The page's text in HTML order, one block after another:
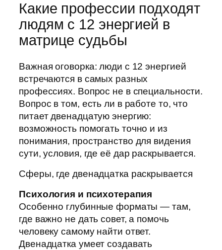
Какие профессии подходят
людям с 12 энергией в
матрице судьбы
Важная оговорка: люди с 12 энергией
встречаются в самых разных
профессиях. Вопрос не в специальности.
Вопрос в том, есть ли в работе то, что
питает двенадцатую энергию:
возможность помогать точно и из
понимания, пространство для видения
сути, условия, где её дар раскрывается.
Сферы, где двенадцатка раскрывается
Психология и психотерапия
Особенно глубинные форматы — там,
где важно не дать совет, а помочь
человеку самому найти ответ.
Двенадцатка умеет создавать